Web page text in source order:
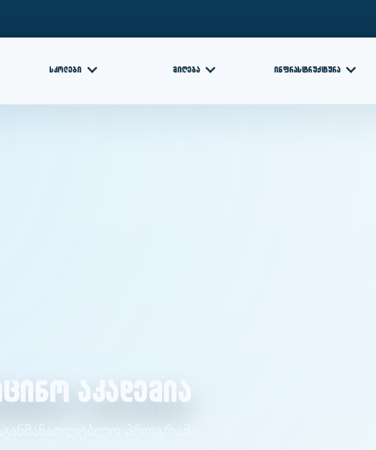
ᲡᲙᲝᲚᲔᲑᲘ ᲛᲘᲦᲔᲑᲐ ᲘᲜᲤᲠᲐᲡᲢᲠᲣᲥᲢᲣᲠᲐ
აკადემია
პროგრამა